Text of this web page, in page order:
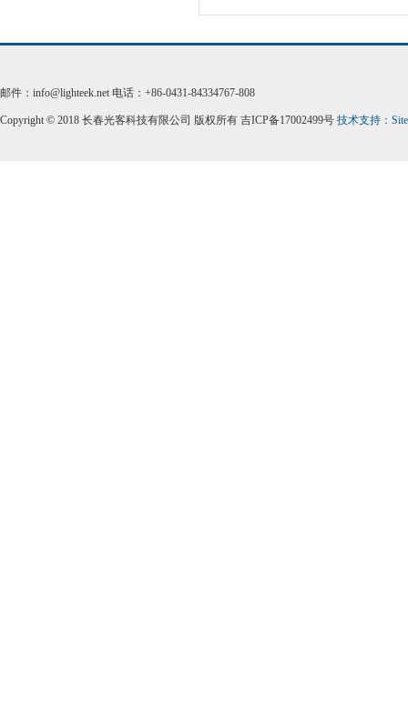
邮件：info@lighteek.net 电话：+86-0431-84334767-808
Copyright © 2018 长春光客科技有限公司 版权所有 吉ICP备17002499号 技术支持：